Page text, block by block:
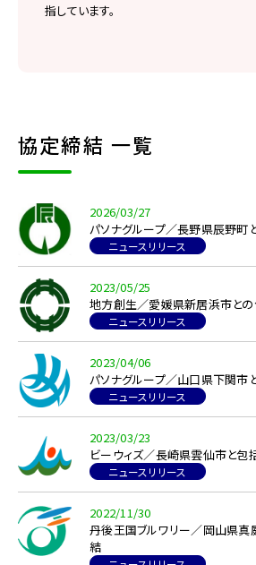
指しています。
協定締結 一覧
2026/03/27
パソナグループ／長野県辰野町
ニュースリリース
2023/05/25
地方創生／愛媛県新居浜市と
ニュースリリース
2023/04/06
パソナグループ／山口県下関市
ニュースリリース
2023/03/23
ビーウィズ／長崎県雲仙市と包
ニュースリリース
2022/11/30
丹後王国ブルワリー／岡山県
結